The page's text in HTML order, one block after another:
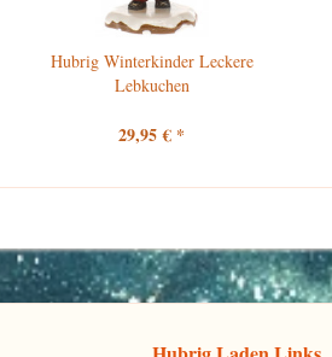
Hubrig Winterkinder Leckere
Lebkuchen
29,95 € *